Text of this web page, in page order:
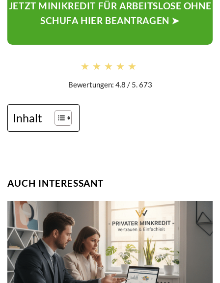
JETZT MINIKREDIT FÜR ARBEITSLOSE OHNE
SCHUFA HIER BEANTRAGEN ➤
★★★★★
★★★★★
Bewertungen: 4.8 / 5. 673
Inhalt
AUCH INTERESSANT